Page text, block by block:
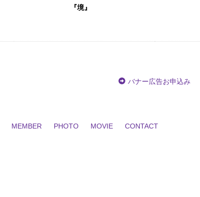
『境』
バナー広告お申込み
MEMBER PHOTO MOVIE CONTACT